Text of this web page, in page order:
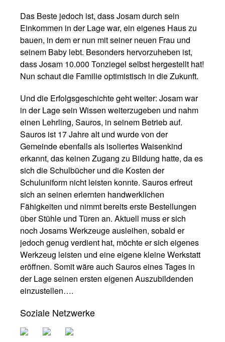
Das Beste jedoch ist, dass Josam durch sein
Einkommen in der Lage war, ein eigenes Haus zu
bauen, in dem er nun mit seiner neuen Frau und
seinem Baby lebt. Besonders hervorzuheben ist,
dass Josam 10.000 Tonziegel selbst hergestellt hat!
Nun schaut die Familie optimistisch in die Zukunft.
Und die Erfolgsgeschichte geht weiter: Josam war
in der Lage sein Wissen weiterzugeben und nahm
einen Lehrling, Sauros, in seinem Betrieb auf.
Sauros ist 17 Jahre alt und wurde von der
Gemeinde ebenfalls als isoliertes Waisenkind
erkannt, das keinen Zugang zu Bildung hatte, da es
sich die Schulbücher und die Kosten der
Schuluniform nicht leisten konnte. Sauros erfreut
sich an seinen erlernten handwerklichen
Fähigkeiten und nimmt bereits erste Bestellungen
über Stühle und Türen an. Aktuell muss er sich
noch Josams Werkzeuge ausleihen, sobald er
jedoch genug verdient hat, möchte er sich eigenes
Werkzeug leisten und eine eigene kleine Werkstatt
eröffnen. Somit wäre auch Sauros eines Tages in
der Lage seinen ersten eigenen Auszubildenden
einzustellen….
Soziale Netzwerke